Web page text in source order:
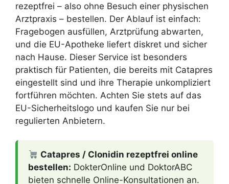
rezeptfrei – also ohne Besuch einer physischen
Arztpraxis – bestellen. Der Ablauf ist einfach:
Fragebogen ausfüllen, Arztprüfung abwarten,
und die EU-Apotheke liefert diskret und sicher
nach Hause. Dieser Service ist besonders
praktisch für Patienten, die bereits mit Catapres
eingestellt sind und ihre Therapie unkompliziert
fortführen möchten. Achten Sie stets auf das
EU-Sicherheitslogo und kaufen Sie nur bei
regulierten Anbietern.
Catapres / Clonidin rezeptfrei online
bestellen: DokterOnline und DoktorABC
bieten schnelle Online-Konsultationen an.